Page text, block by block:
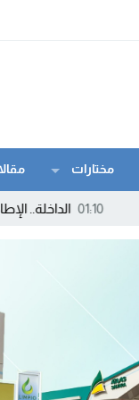
مختارات
الداخلة.. الإطاحة بمروج